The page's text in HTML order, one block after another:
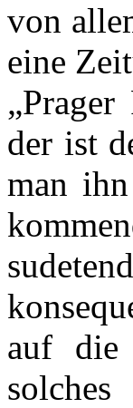
von
eine
der ist
man
auf die